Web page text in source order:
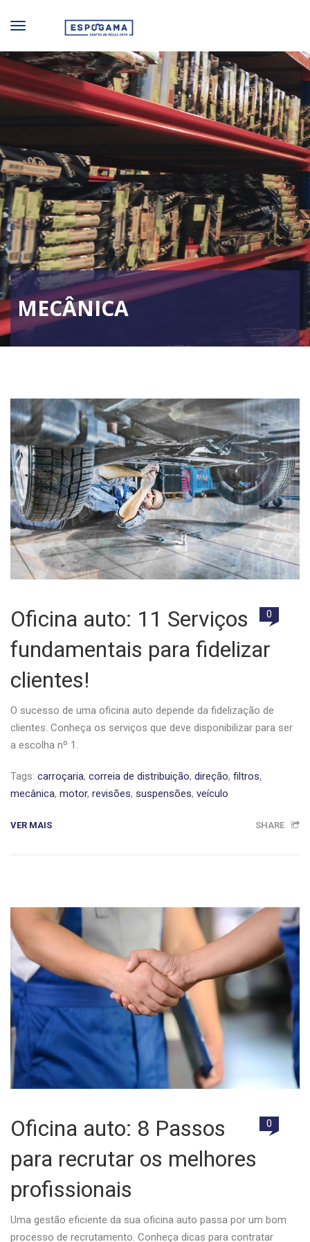
MECÂNICA
Oficina auto: 11 Serviços
fundamentais para fidelizar
clientes!
0
O sucesso de uma oficina auto depende da fidelização de
clientes. Conheça os serviços que deve disponibilizar para ser
a escolha nº 1.
Tags: carroçaria, correia de distribuição, direção, filtros,
mecânica, motor, revisões, suspensões, veículo
VER MAIS SHARE
Oficina auto: 8 Passos
para recrutar os melhores
profissionais
0
Uma gestão eficiente da sua oficina auto passa por um bom
processo de recrutamento. Conheça dicas para contratar